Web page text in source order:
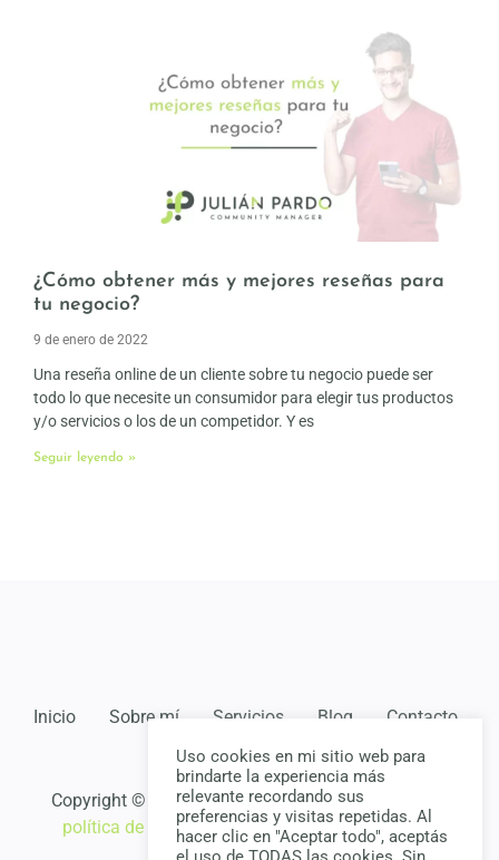
¿Cómo obtener más y mejores reseñas para
tu negocio?
9 de enero de 2022
Una reseña online de un cliente sobre tu negocio puede ser
todo lo que necesite un consumidor para elegir tus productos
y/o servicios o los de un competidor. Y es
Seguir leyendo »
Inicio Sobre mí Servicios Blog Contacto
Copyright © Julián Pardo •Política de privacidad
política de cookies. Diseño deChiavassa Pablo.
Uso cookies en mi sitio web para
brindarte la experiencia más
relevante recordando sus
preferencias y visitas repetidas. Al
hacer clic en "Aceptar todo", aceptás